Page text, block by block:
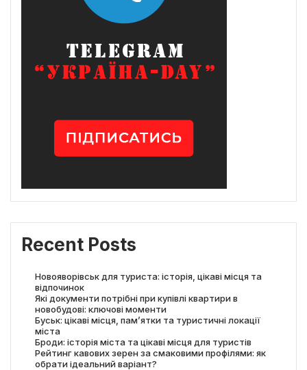
Recent Posts
Новояворівськ для туриста: історія, цікаві місця та
відпочинок
Які документи потрібні при купівлі квартири в
новобудові: ключові моменти
Буськ: цікаві місця, пам’ятки та туристичні локації
міста
Броди: історія міста та цікаві місця для туристів
Рейтинг кавових зерен за смаковими профілями: як
обрати ідеальний варіант?